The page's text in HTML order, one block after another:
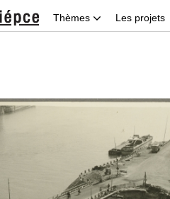
Thèmes Les projets